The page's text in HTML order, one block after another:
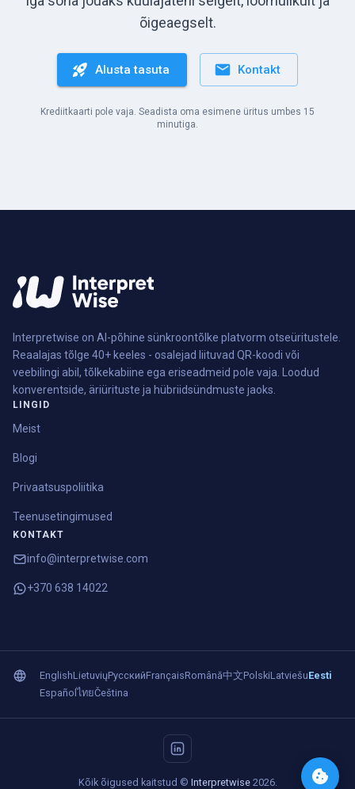
õigeaegselt.
Alusta tasuta Kontakt
Krediitkaarti pole vaja. Seadista oma esimene üritus umbes 15
minutiga.
Interpretwise on AI-põhine sünkroontõlke platvorm otseüritustele.
Reaalajas tõlge 40+ keeles - osalejad liituvad QR-koodi või
veebilingi abil, tõlkekabiine ega eriseadmeid pole vaja. Loodud
konverentside, äriürituste ja hübriidsündmuste jaoks.
LINGID
Meist
Blogi
Privaatsuspoliitika
Teenusetingimused
KONTAKT
info@interpretwise.com
+370 638 14022
EnglishLietuviųРусскийFrançaisRomână中文PolskiLatviešuEesti
EspañolไทยČeština
Kõik õigused kaitstud © Interpretwise2026.